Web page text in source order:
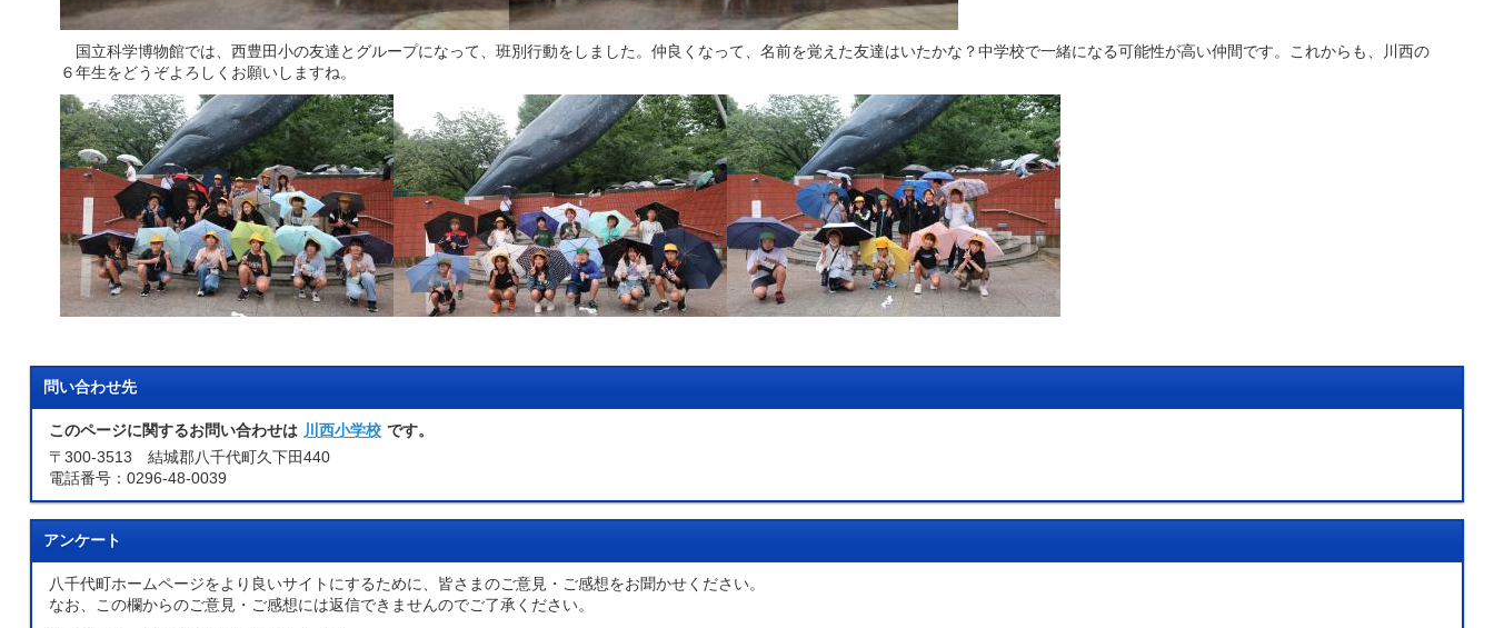
国立科学博物館では、西豊田小の友達とグループになって、班別行動をしました。仲良くなって、名前を覚えた友達はいたかな？中学校で一緒になる可能性が高い仲間です。これからも、川西の
６年生をどうぞよろしくお願いしますね。
問い合わせ先
このページに関するお問い合わせは 川西小学校 です。
〒300-3513 結城郡八千代町久下田440
電話番号：0296-48-0039
アンケート
八千代町ホームページをより良いサイトにするために、皆さまのご意見・ご感想をお聞かせください。
なお、この欄からのご意見・ご感想には返信できませんのでご了承ください。